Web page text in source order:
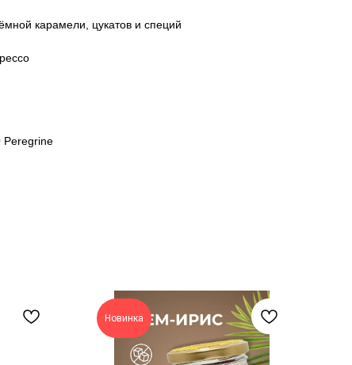
карамели, цукатов и специй
Peregrine
Новинка